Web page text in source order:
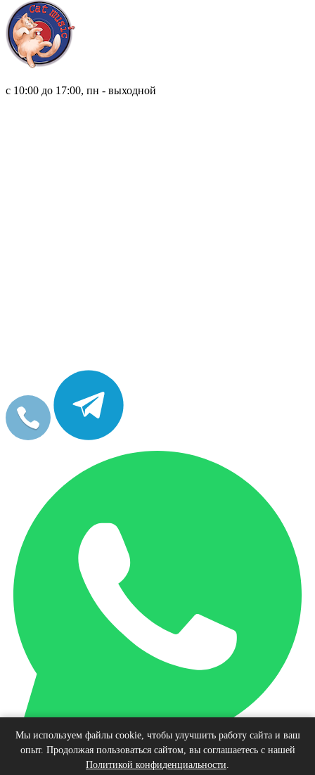
с 10:00 до 17:00, пн - выходной
Наверх
© Интернет-магазин виниловых пластинок, 2026
Мы используем файлы cookie, чтобы улучшить работу сайта и ваш
опыт. Продолжая пользоваться сайтом, вы соглашаетесь с нашей
Политикой конфиденциальности.